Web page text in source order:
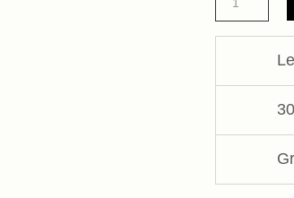
zebra
voile
10DAYS
aantal